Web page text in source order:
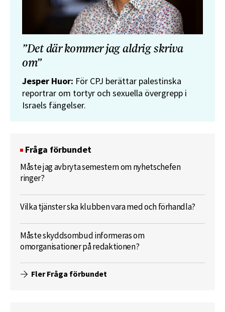
”Det där kommer jag aldrig skriva
om”
Jesper Huor: För CPJ berättar palestinska
reportrar om tortyr och sexuella övergrepp i
Israels fängelser.
Fråga förbundet
Måste jag avbryta semestern om nyhetschefen
ringer?
Vilka tjänster ska klubben vara med och förhandla?
Måste skyddsombud informeras om
omorganisationer på redaktionen?
Fler Fråga förbundet